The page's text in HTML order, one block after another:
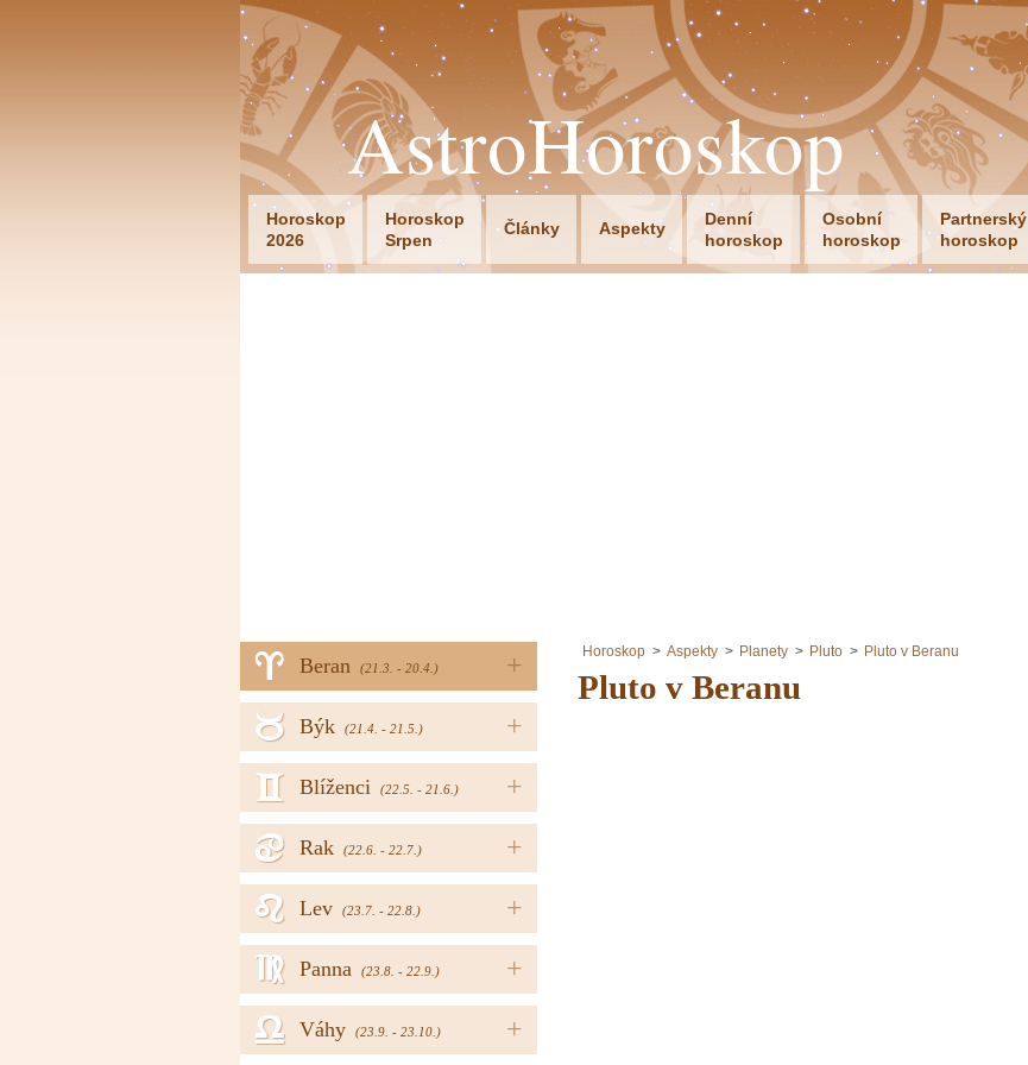
AstroHoroskop
Horoskop
2026
Horoskop
Srpen
Články Aspekty
Denní
horoskop
Osobní
horoskop
Partnerský
horoskop
+
Beran (21.3. - 20.4.)
a
+
Býk (21.4. - 21.5.)
b
+
Blíženci (22.5. - 21.6.)
c
+
Rak (22.6. - 22.7.)
d
+
Lev (23.7. - 22.8.)
e
+
Panna (23.8. - 22.9.)
f
+
Váhy (23.9. - 23.10.)
g
Horoskop Aspekty Planety Pluto Pluto v Beranu
Pluto v Beranu